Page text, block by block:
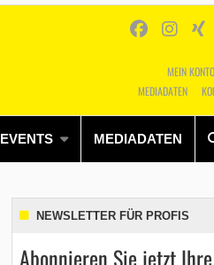
MEIN KONTO
MEDIADATEN
EVENTS MEDIADATEN
Alles Shop
NEWSLETTER FÜR PROFIS
Abonnieren Sie jetzt Ihre